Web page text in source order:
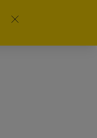
Zavrieť